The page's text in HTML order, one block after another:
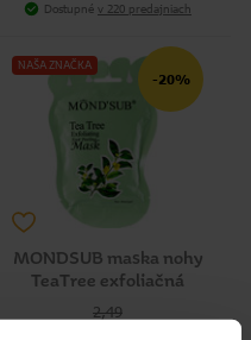
Dostupné v 220 predajniach
NAŠA ZNAČKA
-20%
MONDSUB maska nohy
TeaTree exfoliačná
2,49